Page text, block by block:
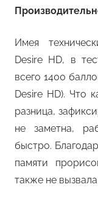
Имея
Desire HD, в
всего 1400
Desire HD). Что
разница,
не заметна,
быстро.
памяти
также не